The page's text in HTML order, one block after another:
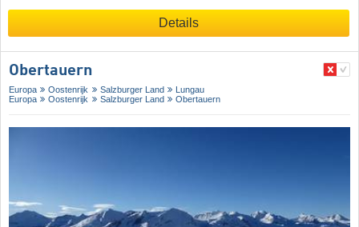
Details
Obertauern
Europa Oostenrijk Salzburger Land
Lungau
Europa
Oostenrijk Salzburger Land Obertauern